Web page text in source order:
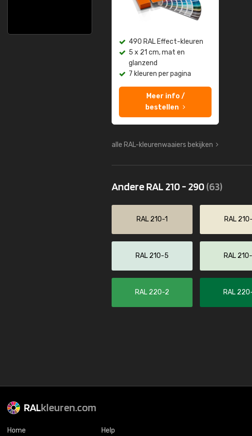
490 RAL Effect-kleuren
5 x 21 cm, mat en
glanzend
7 kleuren per pagina
Meer info /
bestellen
alle RAL-kleurenwaaiers bekijken
Andere RAL 210 - 290(63)
RAL 210-1 RAL
RAL 210-5 RAL
RAL 220-2 RAL
RALkleuren.com
Home Help